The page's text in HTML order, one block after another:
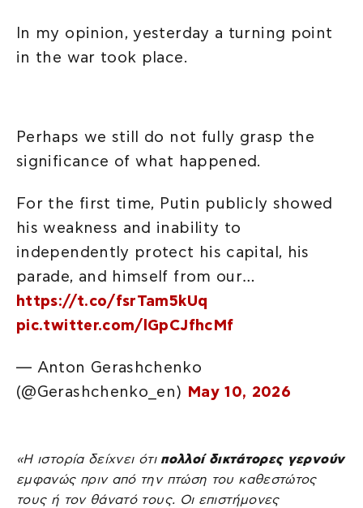
In my opinion, yesterday a turning point
in the war took place.
Perhaps we still do not fully grasp the
significance of what happened.
For the first time, Putin publicly showed
his weakness and inability to
independently protect his capital, his
parade, and himself from our…
https://t.co/fsrTam5kUq
pic.twitter.com/lGpCJfhcMf
— Anton Gerashchenko
(@Gerashchenko_en) May 10, 2026
«Η ιστορία δείχνει ότι πολλοί δικτάτορες γερνούν
εμφανώς πριν από την πτώση του καθεστώτος
τους ή τον θάνατό τους. Οι επιστήμονες